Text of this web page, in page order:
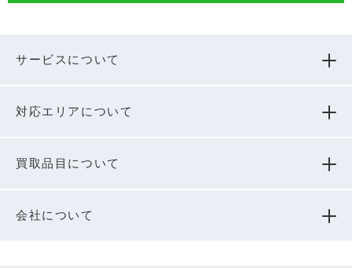
サービスについて
対応エリアについて
買取品⽬について
会社について